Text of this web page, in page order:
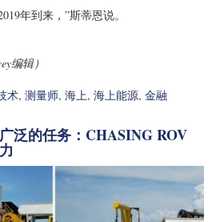
年到来，”斯蒂恩说。
编辑）
术, 测量师, 海上, 海上能源, 金融
泛的任务：CHASING ROV